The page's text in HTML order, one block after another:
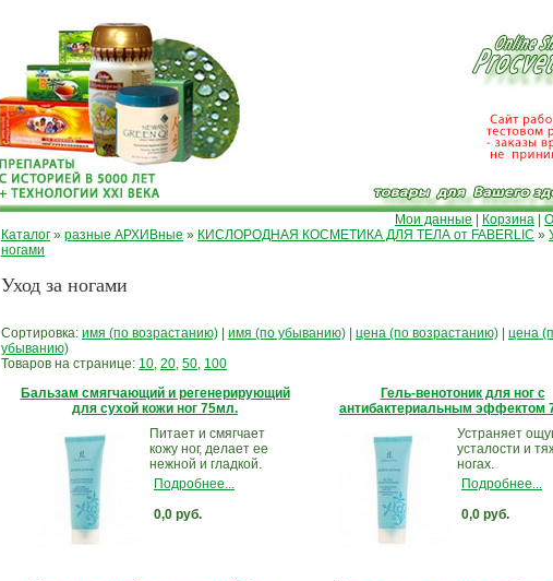
Мои данные Корзина
Каталог » разные АРХИВные » КИСЛОРОДНАЯ КОСМЕТИКА ДЛЯ ТЕЛА от FABERLIC »
ногами
Уход за ногами
Сортировка: имя (по возрастанию) имя (по убыванию) цена (по возрастанию)
цена
убыванию)
Товаров на странице: 10, 20, 50, 100
Бальзам смягчающий и регенерирующий
для сухой кожи ног 75мл.
Питает и смягчает
кожу ног, делает ее
нежной и гладкой.
Подробнее...
0,0 руб.
Гель-венотоник для ног с
антибактериальным эффектом
Устраняет
усталости и
ногах.
Подробнее...
0,0 руб.